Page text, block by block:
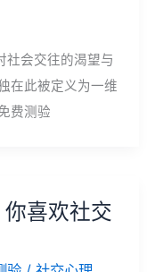
社会交往的渴望与
在此被定义为一维
费测验
喜欢社交